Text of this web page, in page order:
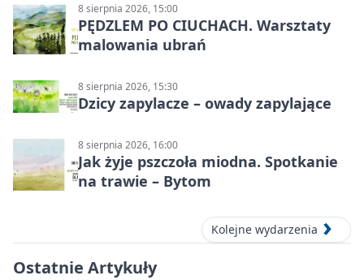
8 sierpnia 2026, 15:00
PĘDZLEM PO CIUCHACH. Warsztaty
malowania ubrań
8 sierpnia 2026, 15:30
Dzicy zapylacze – owady zapylające
8 sierpnia 2026, 16:00
Jak żyje pszczoła miodna. Spotkanie
na trawie – Bytom
Kolejne wydarzenia
Ostatnie Artykuły